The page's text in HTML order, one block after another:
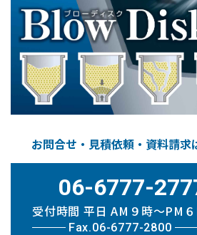
お問合せ・見積依頼・資料請求
06-6777-
受付時間 平日 AM９時〜PM
Fax.06-6777-2800